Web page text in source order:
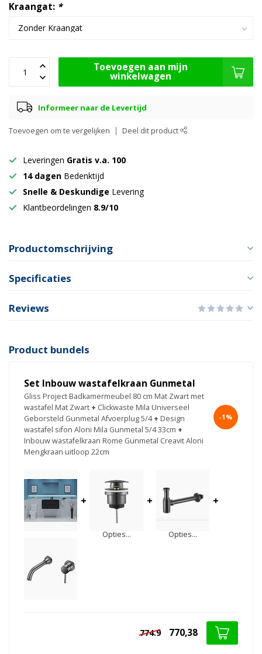
Kraangat: *
Toevoegen aan mijn
winkelwagen
Informeer naar de Levertijd
Toevoegen om te vergelijken Deel dit product
Leveringen Gratis v.a. 100
14 dagen Bedenktijd
Snelle & Deskundige Levering
Klantbeordelingen 8.9/10
Productomschrijving
Specificaties
Reviews
Product bundels
Set Inbouw wastafelkraan Gunmetal
Gliss Project Badkamermeubel 80 cm Mat Zwart met
wastafel Mat Zwart + Clickwaste Mila Universeel
Geborsteld Gunmetal Afvoerplug 5/4 + Design
wastafel sifon Aloni Mila Gunmetal 5/4 33cm +
Inbouw wastafelkraan Rome Gunmetal Creavit Aloni
Mengkraan uitloop 22cm
-1%
+
Opties...
+
Opties...
+
774.9 770,38